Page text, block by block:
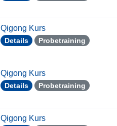
Qigong Kurs
Details Probetraining
Qigong Kurs
Details Probetraining
Qigong Kurs